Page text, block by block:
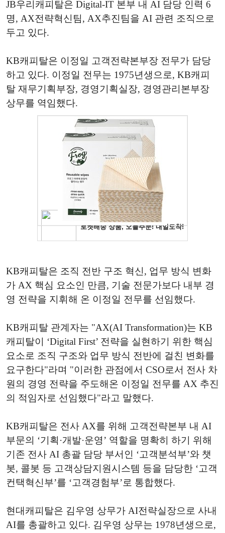
JB우리캐피탈은 Digital-IT 본부 내 AI 담당 인력 6
명, AX전략혁신팀, AX추진팀을 AI 관련 조직으로
두고 있다.
KB캐피탈은 이정일 고객전략본부장 전무가 담당
하고 있다. 이정일 전무는 1975년생으로, KB캐피
탈 재무기획부장, 경영기획실장, 경영관리본부장
상무를 역임했다.
KB캐피탈은 조직 전반 구조 혁신, 업무 방식 변화
가 AX 핵심 요소인 만큼, 기술 전문가보다 내부 경
영 전략을 지휘해 온 이정일 전무를 선임했다.
KB캐피탈 관계자는 "AX(AI Transformation)는 KB
캐피탈이 ‘Digital First’ 전략을 실현하기 위한 핵심
요소로 조직 구조와 업무 방식 전반에 걸친 변화를
요구한다"라며 "이러한 관점에서 CSO로서 전사 차
원의 경영 전략을 주도해온 이정일 전무를 AX 추진
의 적임자로 선임했다"라고 말했다.
KB캐피탈은 전사 AX를 위해 고객전략본부 내 AI
부문의 ‘기획·개발·운영’ 역할을 명확히 하기 위해
기존 전사 AI 총괄 담당 부서인 ‘고객분석부’와 챗
봇, 콜봇 등 고객상담지원시스템 등을 담당한 ‘고객
컨택혁신부’를 ‘고객경험부’로 통합했다.
현대캐피탈은 김우영 상무가 AI전략실장으로 사내
AI를 총괄하고 있다. 김우영 상무는 1978년생으로,